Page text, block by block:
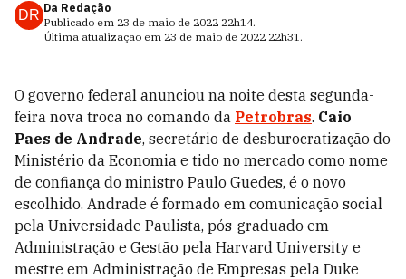
DR Da Redação
Publicado em 23 de maio de 2022 22h14.
Última atualização em 23 de maio de 2022 22h31.
O governo federal anunciou na noite desta segunda-
feira nova troca no comando da Petrobras. Caio
Paes de Andrade, secretário de desburocratização do
Ministério da Economia e tido no mercado como nome
de confiança do ministro Paulo Guedes, é o novo
escolhido. Andrade é formado em comunicação social
pela Universidade Paulista, pós-graduado em
Administração e Gestão pela Harvard University e
mestre em Administração de Empresas pela Duke